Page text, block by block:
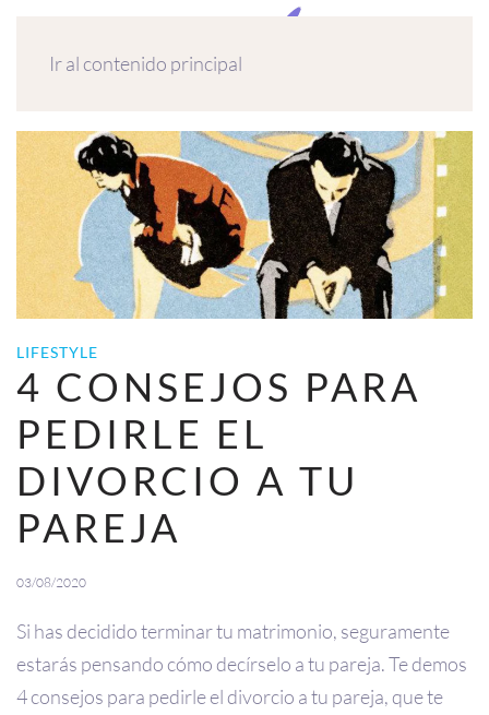
Ir al contenido principal
LIFESTYLE
4 CONSEJOS PARA
PEDIRLE EL
DIVORCIO A TU
PAREJA
03/08/2020
Si has decidido terminar tu matrimonio, seguramente
estarás pensando cómo decírselo a tu pareja. Te demos
4 consejos para pedirle el divorcio a tu pareja, que te